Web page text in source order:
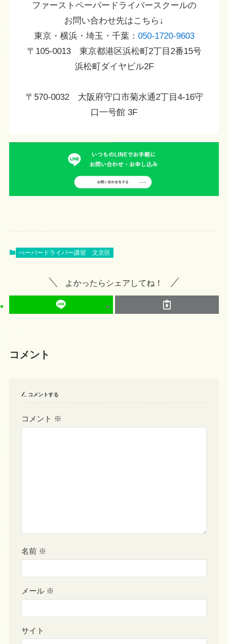
ファーストペーパードライバースクールの
お問い合わせ先はこちら↓
東京・横浜・埼玉・千葉： 050-1720-9603
〒105-0013 東京都港区浜松町2丁目2番15号
浜松町ダイヤビル2F
〒570-0032 大阪府守口市菊水通2丁目4-16守
口一号館 3F
ぺーパードライバー講習 文京区
よかったらシェアしてね！
コメント
コメントする
コメント ※
名前 ※
メール ※
サイト